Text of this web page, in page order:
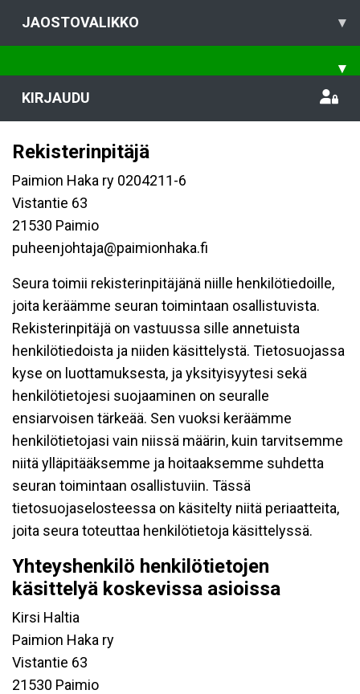
JAOSTOVALIKKO ▾
▾
KIRJAUDU
Rekisterinpitäjä
Paimion Haka ry 0204211-6
Vistantie 63
21530 Paimio
puheenjohtaja@paimionhaka.fi
Seura toimii rekisterinpitäjänä niille henkilötiedoille,
joita keräämme seuran toimintaan osallistuvista.
Rekisterinpitäjä on vastuussa sille annetuista
henkilötiedoista ja niiden käsittelystä. Tietosuojassa
kyse on luottamuksesta, ja yksityisyytesi sekä
henkilötietojesi suojaaminen on seuralle
ensiarvoisen tärkeää. Sen vuoksi keräämme
henkilötietojasi vain niissä määrin, kuin tarvitsemme
niitä ylläpitääksemme ja hoitaaksemme suhdetta
seuran toimintaan osallistuviin. Tässä
tietosuojaselosteessa on käsitelty niitä periaatteita,
joita seura toteuttaa henkilötietoja käsittelyssä.
Yhteyshenkilö henkilötietojen
käsittelyä koskevissa asioissa
Kirsi Haltia
Paimion Haka ry
Vistantie 63
21530 Paimio